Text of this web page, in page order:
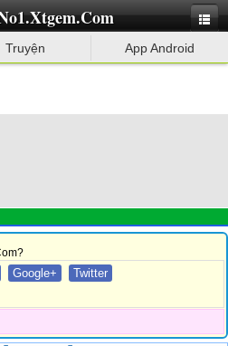
Truyện App Android
Google+ Twitter